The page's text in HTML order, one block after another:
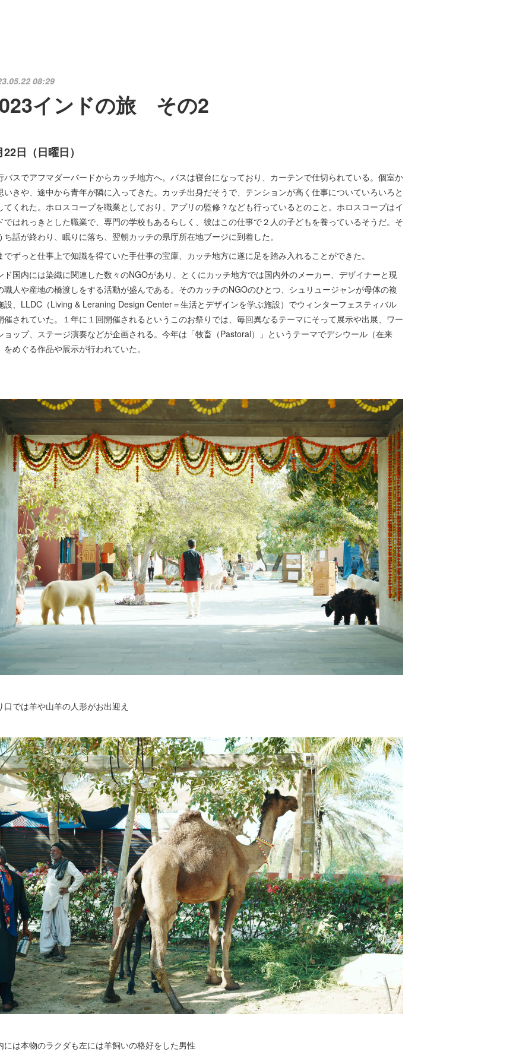
08:29
インドの旅 その2
22日（日曜日）
バスでアフマダーバードからカッチ地方へ。バスは寝台になっており、カーテンで仕切られている。個室か
いきや、途中から青年が隣に入ってきた。カッチ出身だそうで、テンションが高く仕事についていろいろと
てくれた。ホロスコープを職業としており、アプリの監修？なども行っているとのこと。ホロスコープはイ
ではれっきとした職業で、専門の学校もあるらしく、彼はこの仕事で２人の子どもを養っているそうだ。そ
ち話が終わり、眠りに落ち、翌朝カッチの県庁所在地ブージに到着した。
でずっと仕事上で知識を得ていた手仕事の宝庫、カッチ地方に遂に足を踏み入れることができた。
ド国内には染織に関連した数々のNGOがあり、とくにカッチ地方では国内外のメーカー、デザイナーと現
職人や産地の橋渡しをする活動が盛んである。そのカッチのNGOのひとつ、シュリュージャンが母体の複
設、LLDC（Living & Leraning Design Center＝生活とデザインを学ぶ施設）でウィンターフェスティバル
催されていた。１年に１回開催されるというこのお祭りでは、毎回異なるテーマにそって展示や出展、ワー
ョップ、ステージ演奏などが企画される。今年は「牧畜（Pastoral）」というテーマでデシウール（在来
をめぐる作品や展示が行われていた。
口では羊や山羊の人形がお出迎え
には本物のラクダも左には羊飼いの格好をした男性